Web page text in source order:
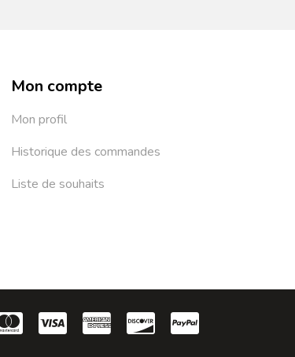
Mon compte
Mon profil
Historique des commandes
Liste de souhaits